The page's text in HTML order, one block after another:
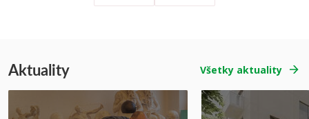
Aktuality Všetky aktuality